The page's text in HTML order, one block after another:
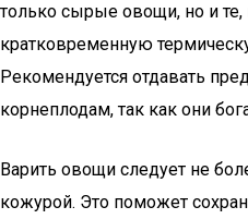
только сырые овощи, но и
кратковременную
Рекомендуется отдавать
корнеплодам, так как они
Варить овощи следует не
кожурой. Это поможет